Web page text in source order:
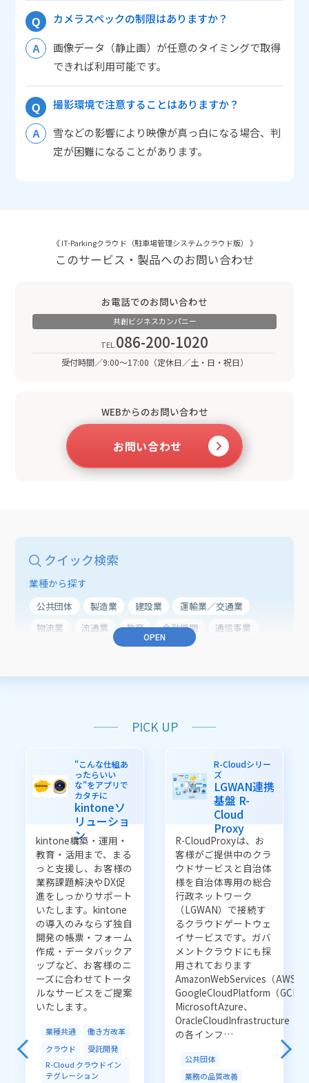
カメラスペックの制限はありますか？
画像データ（静止画）が任意のタイミングで取得
できれば利用可能です。
撮影環境で注意することはありますか？
雪などの影響により映像が真っ白になる場合、判
定が困難になることがあります。
《 IT-Parkingクラウド（駐車場管理システムクラウド版） 》
このサービス・製品へのお問い合わせ
お電話でのお問い合わせ
共創ビジネスカンパニー
086-200-1020
受付時間／9:00～17:00（定休日／土・日・祝日）
WEBからのお問い合わせ
お問い合わせ
クイック検索
業種から探す
公共団体 製造業 建設業
運輸業／交通業
物流業
流通業 教育 金融機関
通信事業
医療・ヘルスケア 業種共通
CRM（顧客接点力強化）
ERP（総合業務）
子育て支援
住民サービスの向上
職員サービスの向上
業務の品質改善
健康支援の向上
医療業務の改善
健診業務の効率化
予約業務の効率化
インフラ業務の改善
システム運用の改善
販売管理業務の改善
生産管理業務の改善
倉庫管理業務の改善
管理業務の効率化
資産運用 アルゴリズム開発
ソリューションから探す
ネットワーク／通信
システムインテグレーション
AI／IoT
データセンター
セキュリティ
アウトソーシング
EDI／データ連携
ソフトウェア開発
業務ソリューション
RPA
データベースソリューション
OPEN
PICK UP
"こんな仕組あ
ったらいい
な"をアプリで
カタチに
kintoneソ
リューショ
ン
kintone構築・運用・
教育・活用まで、まる
っと支援し、お客様の
業務課題解決やDX促
進をしっかりサポート
いたします。kintone
の導入のみならず独自
開発の帳票・フォーム
作成・データバックア
ップなど、お客様のニ
ーズに合わせてトータ
ルなサービスをご提案
いたします。
業種共通
働き方改革
クラウド
受託開発
R-Cloud クラウドイン
テグレーション
R-Cloudシリー
ズ
LGWAN連携
基盤 R-
Cloud
Proxy
R-CloudProxyは、お
客様がご提供中のクラ
ウドサービスと自治体
様を自治体専用の総合
行政ネットワーク
（LGWAN）で接続す
るクラウドゲートウェ
イサービスです。ガバ
メントクラウドにも採
用されております
AmazonWebServices（AWS）
GoogleCloudPlatform（GCP
MicrosoftAzure、
OracleCloudInfrastructure（
の各インフ…
公共団体
業務の品質改善